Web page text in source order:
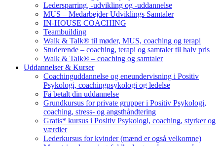
Ledersparring, -udvikling og -uddannelse
MUS – Medarbejder Udviklings Samtaler
IN-HOUSE COACHING
Teambuilding
Walk & Talk® til møder, MUS, coaching og terapi
Studerende – coaching, terapi og samtaler til halv pris
Walk & Talk® – coaching og samtaler
Uddannelser & Kurser
Coachinguddannelse og eneundervisning i Positiv
Psykologi, coachingpsykologi og ledelse
Få betalt din uddannelse
Grundkursus for private grupper i Positiv Psykologi,
coaching, stress- og angsthåndtering
Gratis* kursus i Positiv Psykologi, coaching, styrker og
værdier
Lederkursus for kvinder (mænd er også velkomne)